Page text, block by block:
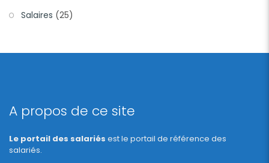
Salaires (25)
A propos de ce site
Le portail des salariés est le portail de référence des
salariés.